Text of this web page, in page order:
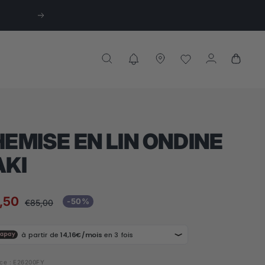
Suivant
EN LIN ONDINE
Prix
€85,00 -50%
: E26200FY